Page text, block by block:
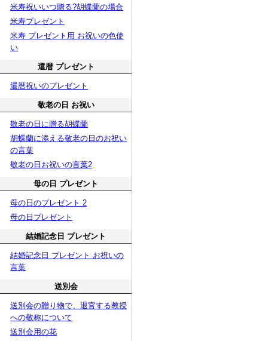
米寿祝いいつ贈る?胡蝶蘭の場合
米寿プレゼント
米寿 プレゼント用 お祝いの色使
い
還暦 プレゼント
還暦祝いのプレゼント
敬老の日 お祝い
敬老の日に贈る胡蝶蘭
胡蝶蘭に添える敬老の日のお祝い
の言葉
敬老の日お祝いの言葉2
母の日 プレゼント
母の日のプレゼント 2
母の日プレゼント
結婚記念日 プレゼント
結婚記念日 プレゼント お祝いの
言葉
送別会
送別会の贈り物で、退官する教授
への敬称について
送別会用の花